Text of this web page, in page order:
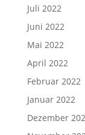
Juli 2022
Juni 2022
Mai 2022
April 2022
Februar 2022
Januar 2022
Dezember